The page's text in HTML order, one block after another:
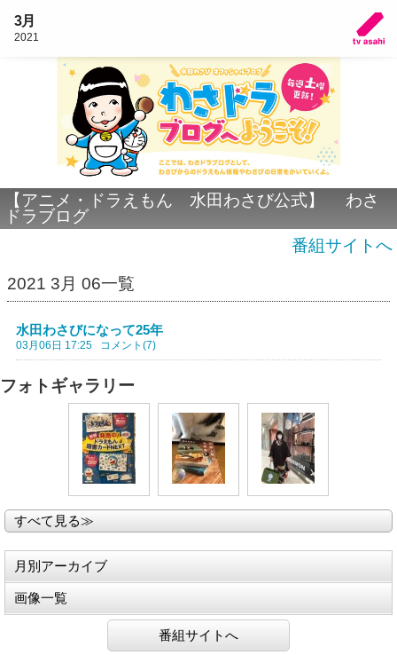
3月
2021
【アニメ・ドラえもん 水田わさび公式】 わさ
ドラブログ
番組サイトへ
2021 3月 06一覧
水田わさびになって25年
03月06日 17:25 コメント(7)
フォトギャラリー
すべて見る≫
月別アーカイブ
画像一覧
番組サイトへ